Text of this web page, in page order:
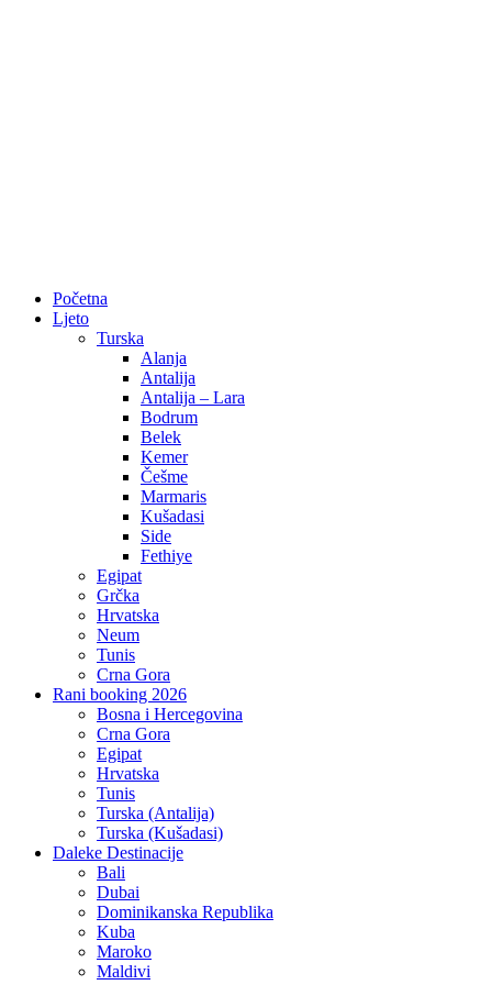
Početna
Ljeto
Turska
Alanja
Antalija
Antalija – Lara
Bodrum
Belek
Kemer
Češme
Marmaris
Kušadasi
Side
Fethiye
Egipat
Grčka
Hrvatska
Neum
Tunis
Crna Gora
Rani booking 2026
Bosna i Hercegovina
Crna Gora
Egipat
Hrvatska
Tunis
Turska (Antalija)
Turska (Kušadasi)
Daleke Destinacije
Bali
Dubai
Dominikanska Republika
Kuba
Maroko
Maldivi